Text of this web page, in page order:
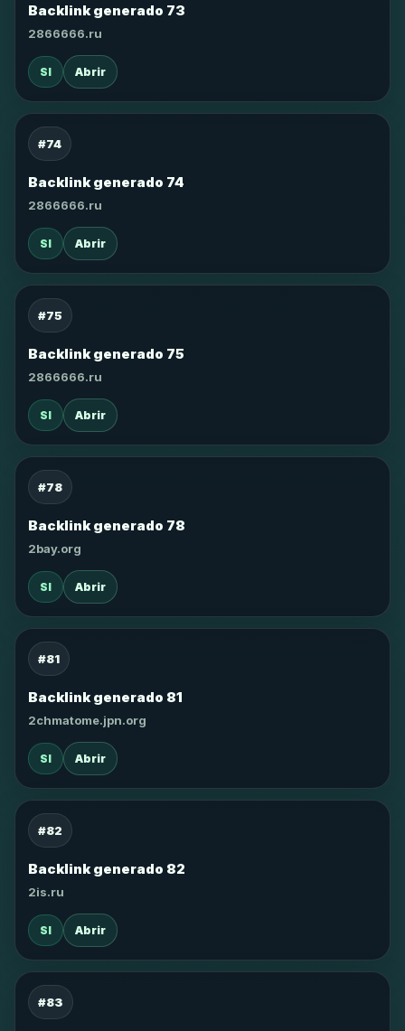
Backlink generado 73
2866666.ru
SI Abrir
#74
Backlink generado 74
2866666.ru
SI Abrir
#75
Backlink generado 75
2866666.ru
SI Abrir
#78
Backlink generado 78
2bay.org
SI Abrir
#81
Backlink generado 81
2chmatome.jpn.org
SI Abrir
#82
Backlink generado 82
2is.ru
SI Abrir
#83